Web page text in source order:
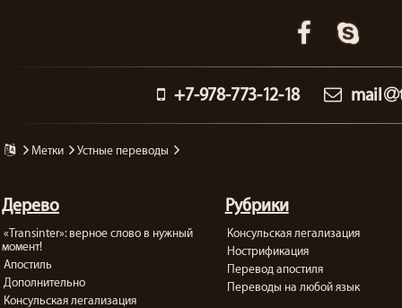
+7-978-773-12-18 mail
метки устные переводы
Дерево
«Transinter»: верное слово в нужный
момент!
Апостиль
Дополнительно
Консульская легализация
Рубрики
Консульская легализация
Нострификация
Перевод апостиля
Переводы на любой язык